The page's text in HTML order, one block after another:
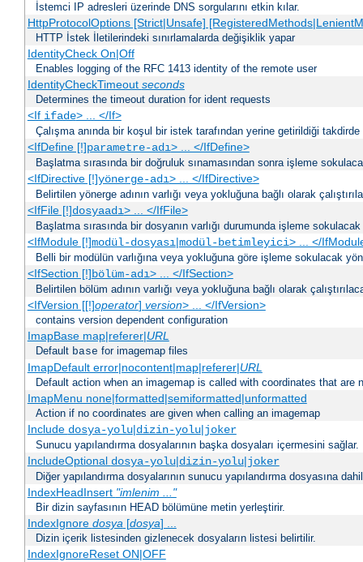
İstemci IP adresleri üzerinde DNS sorgularını etkin kılar.
HttpProtocolOptions [Strict|Unsafe]
HTTP İstek İletilerindeki sınırlamalarda değişiklik yapar
IdentityCheck On|Off
Enables logging of the RFC 1413 identity of the remote user
IdentityCheckTimeout seconds
Determines the timeout duration for ident requests
<If ifade> ... </If>
Çalışma anında bir koşul bir istek tarafından yerine getirildiği takdirde
<IfDefine [!]parametre-adı> ... </IfDefine>
Başlatma sırasında bir doğruluk sınamasından sonra işleme
<IfDirective [!]yönerge-adı> ... </IfDirective>
Belirtilen yönerge adının varlığı veya yokluğuna bağlı olarak
<IfFile [!]dosyaadı> ... </IfFile>
Başlatma sırasında bir dosyanın varlığı durumunda işleme
<IfModule [!]modül-dosyası|modül-betimleyici> ... </
Belli bir modülün varlığına veya yokluğuna göre işleme sokulacak
<IfSection [!]bölüm-adı> ... </IfSection>
Belirtilen bölüm adının varlığı veya yokluğuna bağlı olarak
<IfVersion [[!]operator] version> ... </IfVersion>
contains version dependent configuration
ImapBase map|referer|URL
Default base for imagemap files
ImapDefault error|nocontent|map|referer|URL
Default action when an imagemap is called with coordinates that are
ImapMenu none|formatted|semiformatted|unformatted
Action if no coordinates are given when calling an imagemap
Include dosya-yolu|dizin-yolu|joker
Sunucu yapılandırma dosyalarının başka dosyaları içermesini sağlar.
IncludeOptional dosya-yolu|dizin-yolu|joker
Diğer yapılandırma dosyalarının sunucu yapılandırma dosyasına
IndexHeadInsert "imlenim ..."
Bir dizin sayfasının HEAD bölümüne metin yerleştirir.
IndexIgnore dosya[dosya] ...
Dizin içerik listesinden gizlenecek dosyaların listesi belirtilir.
IndexIgnoreReset ON|OFF